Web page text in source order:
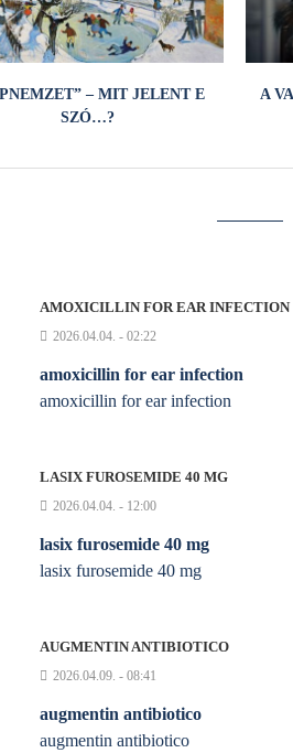
– MIT JELENT E
SZÓ…?
A
AMOXICILLIN FOR EAR INFECTION
2026.04.04. - 02:22
amoxicillin for ear infection
amoxicillin for ear infection
LASIX FUROSEMIDE 40 MG
2026.04.04. - 12:00
lasix furosemide 40 mg
lasix furosemide 40 mg
AUGMENTIN ANTIBIOTICO
2026.04.09. - 08:41
augmentin antibiotico
augmentin antibiotico